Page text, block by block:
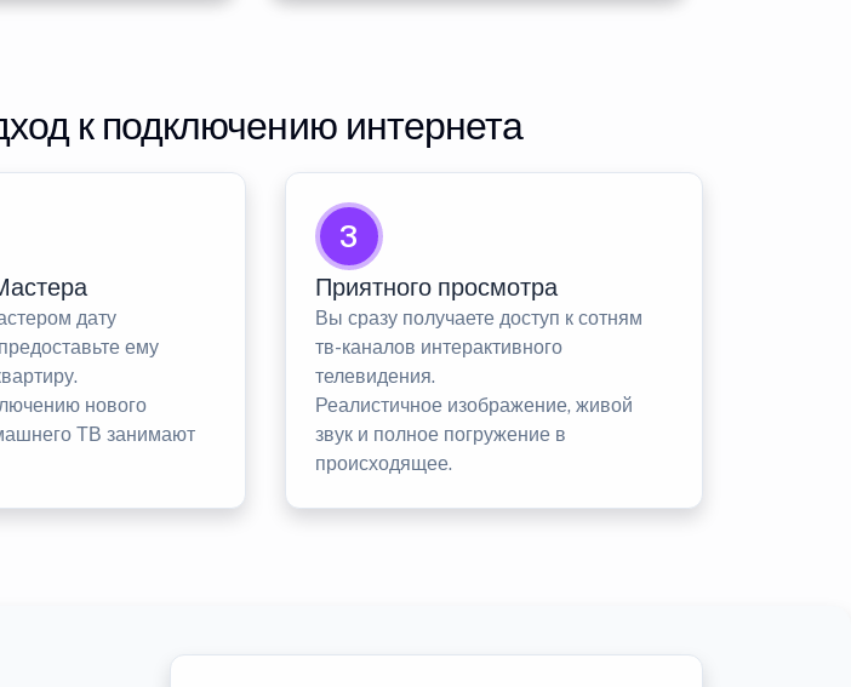
к подключению интернета
дату
ему
нового
ТВ занимают
3
Приятного просмотра
Вы сразу получаете доступ к сотням
тв-каналов интерактивного
телевидения.
Реалистичное изображение, живой
звук и полное погружение в
происходящее.